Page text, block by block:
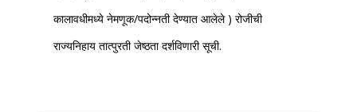
कालावधीमध्ये नेमणूक/पदोन्नती देण्यात आलेले ) रोजीची
राज्यनिहाय तात्पुरती जेष्ठता दर्शविणारी सूची.